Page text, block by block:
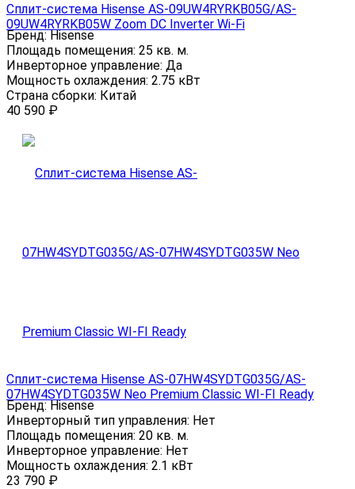
Сплит-система Hisense AS-09UW4RYRKB05G/AS-
09UW4RYRKB05W Zoom DC Inverter Wi-Fi
Бренд:Hisense
Площадь помещения: 25 кв. м.
Инверторное управление: Да
Мощность охлаждения: 2.75 кВт
Страна сборки: Китай
40 590 ₽
Сплит-система Hisense AS-07HW4SYDTG035G/AS-
07HW4SYDTG035W Neo Premium Classic WI-FI Ready
Бренд:Hisense
Инверторный тип управления: Нет
Площадь помещения: 20 кв. м.
Инверторное управление: Нет
Мощность охлаждения: 2.1 кВт
23 790 ₽